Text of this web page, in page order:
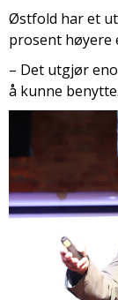
Østfold har et
prosent høyere
– Det utgjør
å kunne benytte.